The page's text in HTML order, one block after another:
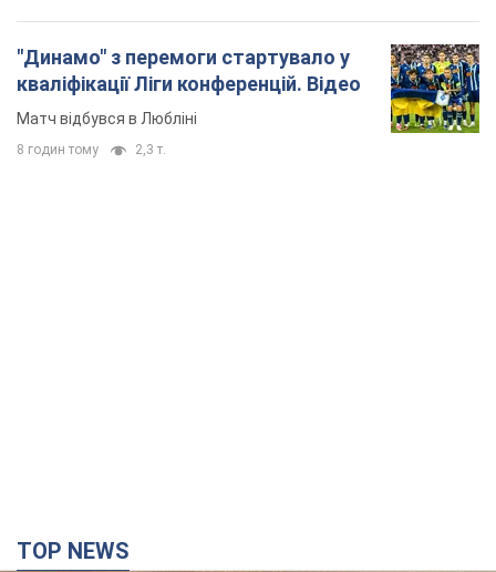
"Динамо" з перемоги стартувало у
кваліфікації Ліги конференцій. Відео
Матч відбувся в Любліні
8 годин тому 2,3 т.
TOP NEWS